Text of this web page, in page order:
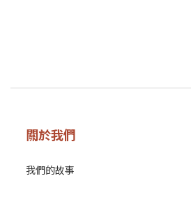
關於我們
我們的故事